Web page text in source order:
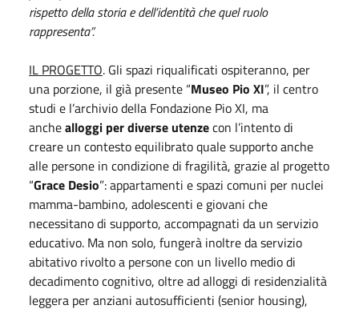
rispetto della storia e dell’identità che quel ruolo
rappresenta”.
IL PROGETTO. Gli spazi riqualificati ospiteranno, per
una porzione, il già presente “Museo Pio XI”, il centro
studi e l’archivio della Fondazione Pio XI, ma
anchealloggi per diverse utenzecon l’intento di
creare un contesto equilibrato quale supporto anche
alle persone in condizione di fragilità, grazie al progetto
“Grace Desio”: appartamenti e spazi comuni per nuclei
mamma-bambino, adolescenti e giovani che
necessitano di supporto, accompagnati da un servizio
educativo. Ma non solo, fungerà inoltre da servizio
abitativo rivolto a persone con un livello medio di
decadimento cognitivo, oltre ad alloggi di residenzialità
leggera per anziani autosufficienti (senior housing),